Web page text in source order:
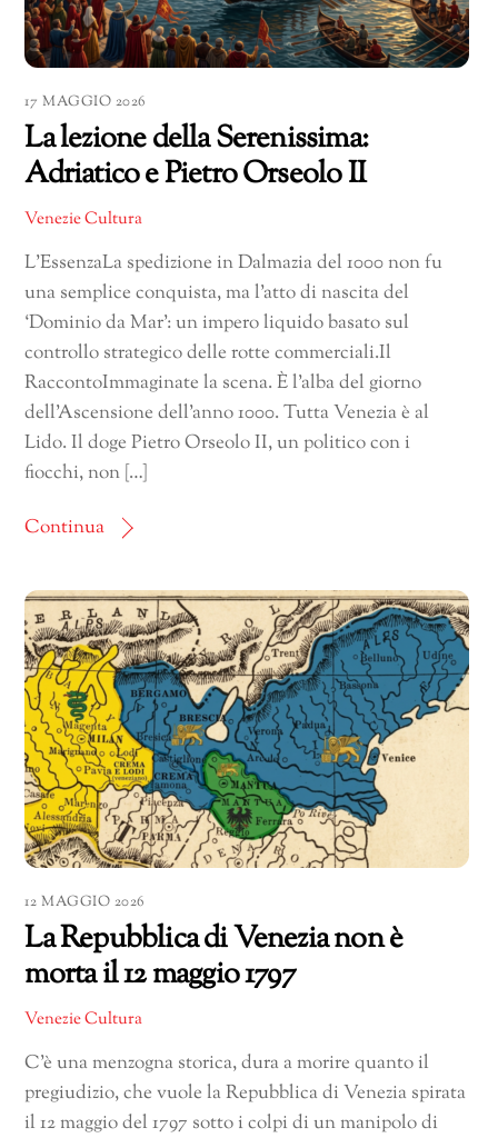
17 MAGGIO 2026
La lezione della Serenissima:
Adriatico e Pietro Orseolo II
Venezie Cultura
L’EssenzaLa spedizione in Dalmazia del 1000 non fu
una semplice conquista, ma l’atto di nascita del
‘Dominio da Mar’: un impero liquido basato sul
controllo strategico delle rotte commerciali.Il
RaccontoImmaginate la scena. È l’alba del giorno
dell’Ascensione dell’anno 1000. Tutta Venezia è al
Lido. Il doge Pietro Orseolo II, un politico con i
fiocchi, non […]
Continua
12 MAGGIO 2026
La Repubblica di Venezia non è
morta il 12 maggio 1797
Venezie Cultura
C’è una menzogna storica, dura a morire quanto il
pregiudizio, che vuole la Repubblica di Venezia spirata
il 12 maggio del 1797 sotto i colpi di un manipolo di